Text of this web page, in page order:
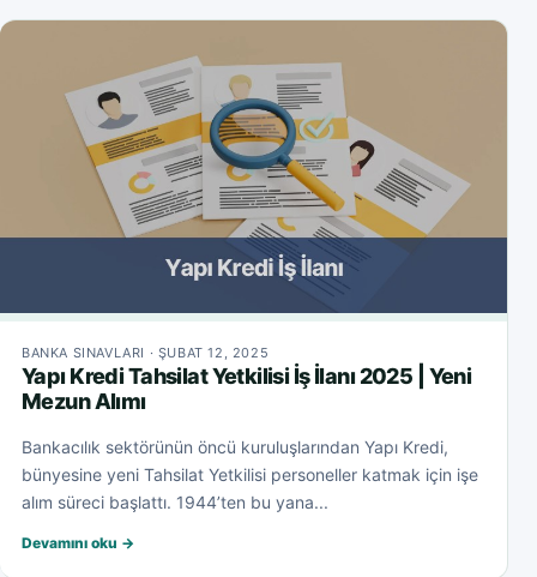
BANKA SINAVLARI · ŞUBAT 12, 2025
Yapı Kredi Tahsilat Yetkilisi İş İlanı 2025 | Yeni
Mezun Alımı
Bankacılık sektörünün öncü kuruluşlarından Yapı Kredi,
bünyesine yeni Tahsilat Yetkilisi personeller katmak için işe
alım süreci başlattı. 1944’ten bu yana...
Devamını oku →